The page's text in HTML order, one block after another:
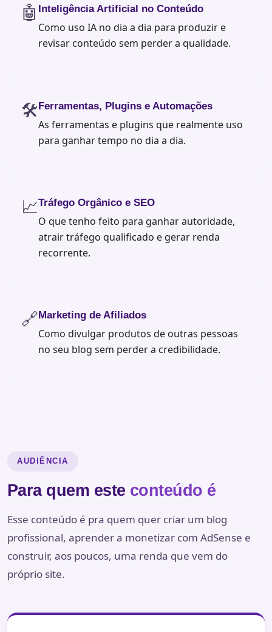
🤖 Inteligência Artificial no Conteúdo
Como uso IA no dia a dia para produzir e
revisar conteúdo sem perder a qualidade.
🛠️ Ferramentas, Plugins e Automações
As ferramentas e plugins que realmente uso
para ganhar tempo no dia a dia.
📈 Tráfego Orgânico e SEO
O que tenho feito para ganhar autoridade,
atrair tráfego qualificado e gerar renda
recorrente.
🔗 Marketing de Afiliados
Como divulgar produtos de outras pessoas
no seu blog sem perder a credibilidade.
AUDIÊNCIA
Para quem este conteúdo é
Esse conteúdo é pra quem quer criar um blog
profissional, aprender a monetizar com AdSense e
construir, aos poucos, uma renda que vem do
próprio site.